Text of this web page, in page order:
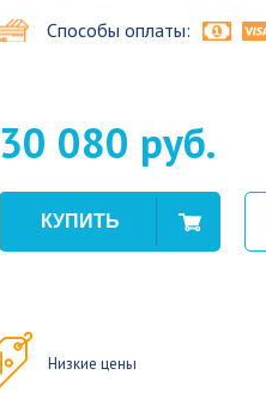
Способы оплаты:
30 080 руб.
Низкие цены